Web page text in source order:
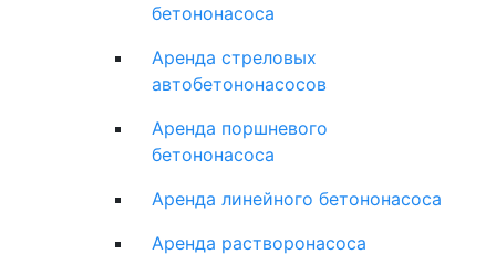
бетононасоса
Аренда стреловых
автобетононасосов
Аренда поршневого
бетононасоса
Аренда линейного бетононасоса
Аренда растворонасоса